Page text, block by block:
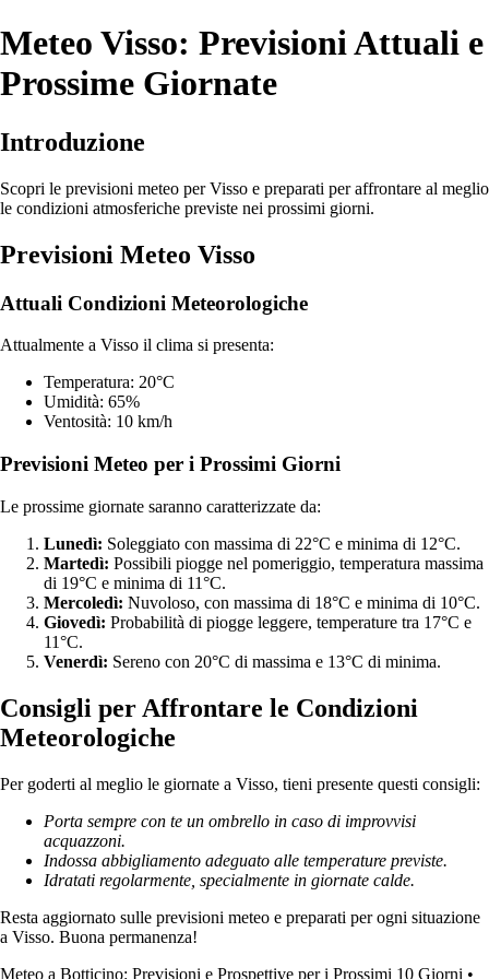
Meteo Visso: Previsioni Attuali e
Prossime Giornate
Introduzione
Scopri le previsioni meteo per Visso e preparati per affrontare al meglio
le condizioni atmosferiche previste nei prossimi giorni.
Previsioni Meteo Visso
Attuali Condizioni Meteorologiche
Attualmente a Visso il clima si presenta:
Temperatura: 20°C
Umidità: 65%
Ventosità: 10 km/h
Previsioni Meteo per i Prossimi Giorni
Le prossime giornate saranno caratterizzate da:
Lunedì: Soleggiato con massima di 22°C e minima di 12°C.
Martedì: Possibili piogge nel pomeriggio, temperatura massima
di 19°C e minima di 11°C.
Mercoledì: Nuvoloso, con massima di 18°C e minima di 10°C.
Giovedì: Probabilità di piogge leggere, temperature tra 17°C e
11°C.
Venerdì: Sereno con 20°C di massima e 13°C di minima.
Consigli per Affrontare le Condizioni
Meteorologiche
Per goderti al meglio le giornate a Visso, tieni presente questi consigli:
Porta sempre con te un ombrello in caso di improvvisi
acquazzoni.
Indossa abbigliamento adeguato alle temperature previste.
Idratati regolarmente, specialmente in giornate calde.
Resta aggiornato sulle previsioni meteo e preparati per ogni situazione
a Visso. Buona permanenza!
Meteo a Botticino: Previsioni e Prospettive per i Prossimi 10 Giorni •